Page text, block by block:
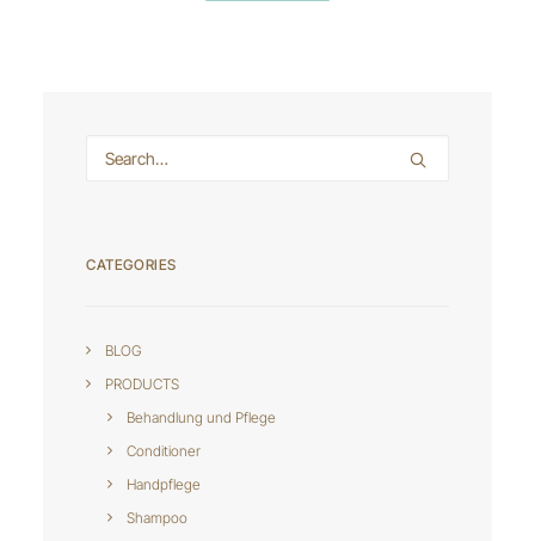
CATEGORIES
BLOG
PRODUCTS
Behandlung und Pflege
Conditioner
Handpflege
Shampoo